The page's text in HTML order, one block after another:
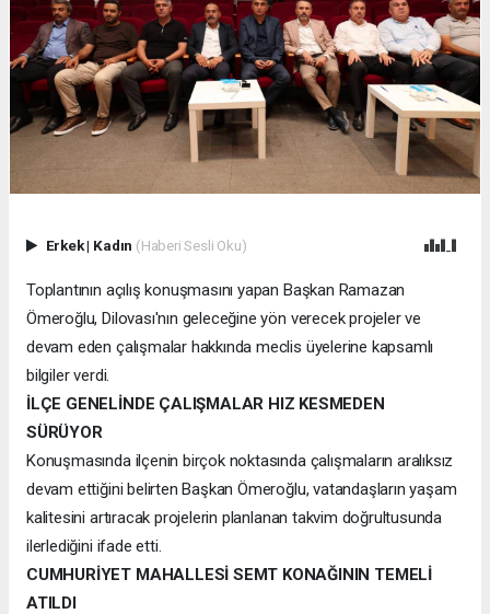
Erkek| Kadın (Haberi Sesli Oku)
Toplantının açılış konuşmasını yapan Başkan Ramazan
Ömeroğlu, Dilovası'nın geleceğine yön verecek projeler ve
devam eden çalışmalar hakkında meclis üyelerine kapsamlı
bilgiler verdi.
İLÇE GENELİNDE ÇALIŞMALAR HIZ KESMEDEN
SÜRÜYOR
Konuşmasında ilçenin birçok noktasında çalışmaların aralıksız
devam ettiğini belirten Başkan Ömeroğlu, vatandaşların yaşam
kalitesini artıracak projelerin planlanan takvim doğrultusunda
ilerlediğini ifade etti.
CUMHURİYET MAHALLESİ SEMT KONAĞININ TEMELİ
ATILDI